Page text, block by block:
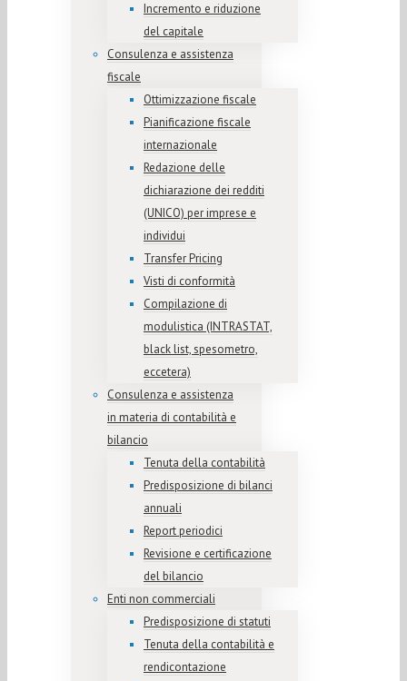
Incremento e riduzione
del capitale
Consulenza e assistenza
fiscale
Ottimizzazione fiscale
Pianificazione fiscale
internazionale
Redazione delle
dichiarazione dei redditi
(UNICO) per imprese e
individui
Transfer Pricing
Visti di conformità
Compilazione di
modulistica (INTRASTAT,
black list, spesometro,
eccetera)
Consulenza e assistenza
in materia di contabilità e
bilancio
Tenuta della contabilità
Predisposizione di bilanci
annuali
Report periodici
Revisione e certificazione
del bilancio
Enti non commerciali
Predisposizione di statuti
Tenuta della contabilità e
rendicontazione